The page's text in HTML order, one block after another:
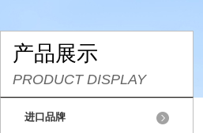
产品展示
PRODUCT DISPLAY
进口品牌